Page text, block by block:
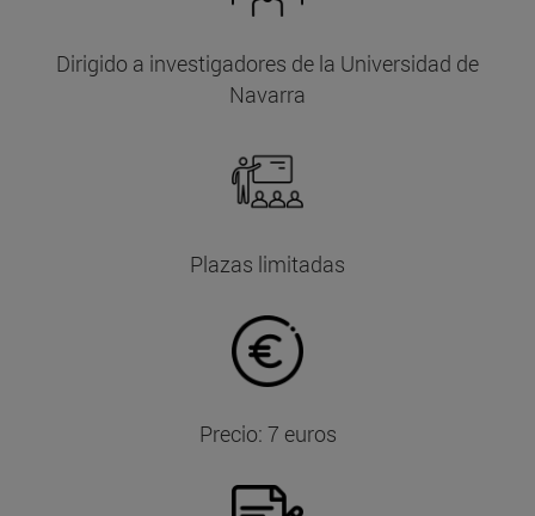
Dirigido a investigadores de la Universidad de
Navarra
Plazas limitadas
Precio: 7 euros